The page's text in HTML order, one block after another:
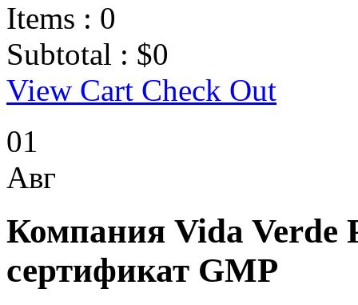
Items : 0
Subtotal : $0
View Cart Check Out
01
Авг
Компания Vida Verde
сертификат GMP